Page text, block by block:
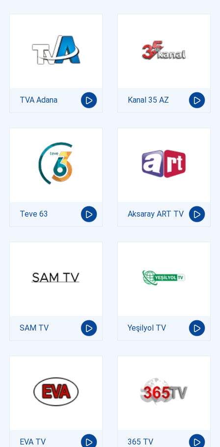
TVA Adana Kanal 35 AZ
Teve 63 Aksaray ART TV
SAM TV Yeşilyol TV
EVA TV 365 TV